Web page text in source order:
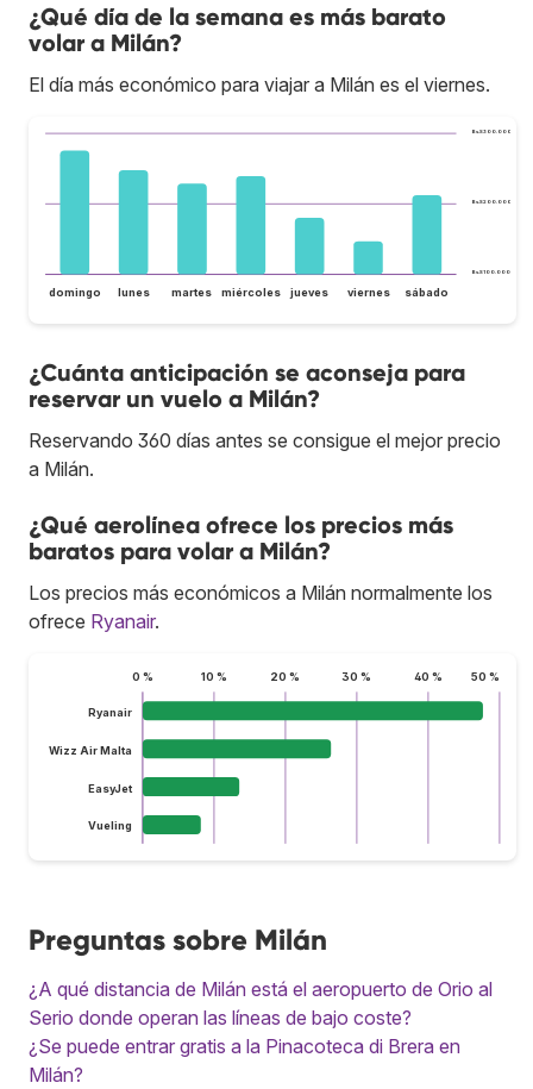
¿Qué día de la semana es más barato
volar a Milán?
El día más económico para viajar a Milán es el viernes.
Bs.S100.000
Bs.S200.000
Bs.S300.000
domingo lunes martes miércoles jueves viernes sábado
¿Cuánta anticipación se aconseja para
reservar un vuelo a Milán?
Reservando 360 días antes se consigue el mejor precio
a Milán.
¿Qué aerolínea ofrece los precios más
baratos para volar a Milán?
Los precios más económicos a Milán normalmente los
ofrece Ryanair.
0 % 10 % 20 % 30 % 40 % 50 %
Ryanair
Wizz Air Malta
EasyJet
Vueling
Preguntas sobre Milán
¿A qué distancia de Milán está el aeropuerto de Orio al
Serio donde operan las líneas de bajo coste?
¿Se puede entrar gratis a la Pinacoteca di Brera en
Milán?